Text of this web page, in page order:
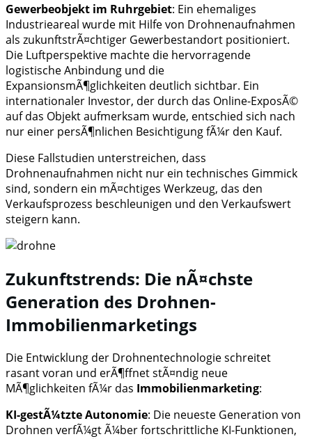
Gewerbeobjekt im Ruhrgebiet: Ein ehemaliges
Industrieareal wurde mit Hilfe von Drohnenaufnahmen
als zukunftstrÃ¤chtiger Gewerbestandort positioniert.
Die Luftperspektive machte die hervorragende
logistische Anbindung und die
ExpansionsmÃ¶glichkeiten deutlich sichtbar. Ein
internationaler Investor, der durch das Online-ExposÃ©
auf das Objekt aufmerksam wurde, entschied sich nach
nur einer persÃ¶nlichen Besichtigung fÃ¼r den Kauf.
Diese Fallstudien unterstreichen, dass
Drohnenaufnahmen nicht nur ein technisches Gimmick
sind, sondern ein mÃ¤chtiges Werkzeug, das den
Verkaufsprozess beschleunigen und den Verkaufswert
steigern kann.
Zukunftstrends: Die nÃ¤chste
Generation des Drohnen-
Immobilienmarketings
Die Entwicklung der Drohnentechnologie schreitet
rasant voran und erÃ¶ffnet stÃ¤ndig neue
MÃ¶glichkeiten fÃ¼r das Immobilienmarketing:
KI-gestÃ¼tzte Autonomie: Die neueste Generation von
Drohnen verfÃ¼gt Ã¼ber fortschrittliche KI-Funktionen,